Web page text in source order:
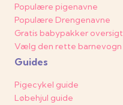
Populære pigenavne
Populære Drengenavne
Gratis babypakker oversigt
Vælg den rette barnevogn
Guides
Pigecykel guide
Løbehjul guide